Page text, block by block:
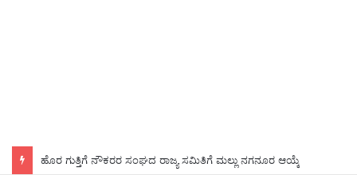
ಹೊರ ಗುತ್ತಿಗೆ ನೌಕರರ ಸಂಘದ ರಾಜ್ಯ ಸಮಿತಿಗೆ ಮಲ್ಲು ನಗನೂರ ಆಯ್ಕೆ